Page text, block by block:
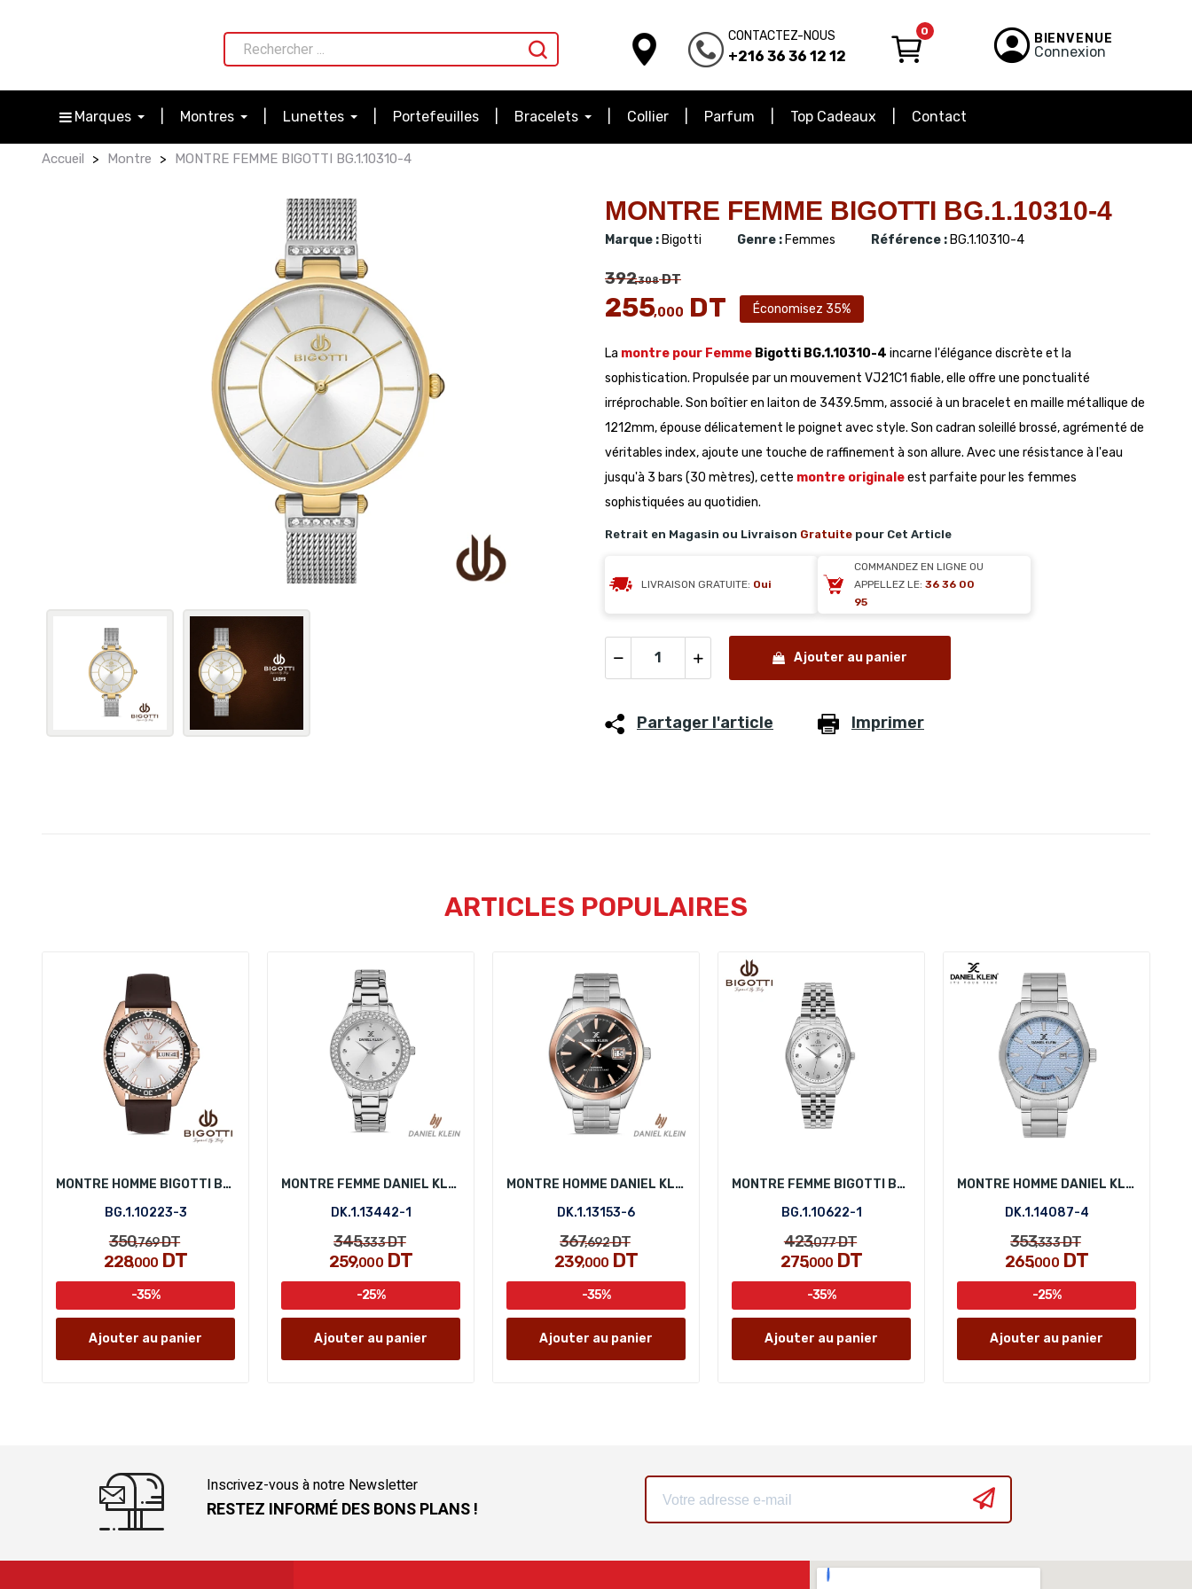
CONTACTEZ-NOUS
+216 36 36 12 12
0 BIENVENUE
Connexion
Marques Montres Lunettes Portefeuilles Bracelets Collier Parfum Top Cadeaux Contact
Accueil Montre MONTRE FEMME BIGOTTI BG.1.10310-4
MONTRE FEMME BIGOTTI BG.1.10310-4
Marque : Bigotti Genre : Femmes Référence : BG.1.10310-4
392,308DT
255,000 DT Économisez 35%
La montre pour Femme Bigotti BG.1.10310-4 incarne l'élégance discrète et la
sophistication. Propulsée par un mouvement VJ21C1 fiable, elle offre une ponctualité
irréprochable. Son boîtier en laiton de 3439.5mm, associé à un bracelet en maille métallique de
1212mm, épouse délicatement le poignet avec style. Son cadran soleillé brossé, agrémenté de
véritables index, ajoute une touche de raffinement à son allure. Avec une résistance à l'eau
jusqu'à 3 bars (30 mètres), cette montre originaleest parfaite pour les femmes
sophistiquées au quotidien.
Retrait en Magasin ou Livraison Gratuite pour Cet Article
LIVRAISON GRATUITE: Oui
COMMANDEZ EN LIGNE OU
APPELLEZ LE: 36 36 00
95
Ajouter au panier
Partager l'article Imprimer
ARTICLES POPULAIRES
MONTRE HOMME BIGOTTI BG.1.10223-3
BG.1.10223-3
350,769DT
228,000 DT
-35%
Ajouter au panier
MONTRE FEMME DANIEL KLEIN DK.1.13442-1
DK.1.13442-1
345,333DT
259,000DT
-25%
Ajouter au panier
MONTRE HOMME DANIEL KLEIN DK.1.13153-6
DK.1.13153-6
367,692DT
239,000 DT
-35%
Ajouter au panier
MONTRE FEMME BIGOTTI BG.1.10622-1
BG.1.10622-1
423,077DT
275,000 DT
-35%
Ajouter au panier
MONTRE HOMME DANIEL KLEIN DK.1.14087-4
DK.1.14087-4
353,333DT
265,000DT
-25%
Ajouter au panier
Inscrivez-vous à notre Newsletter
RESTEZ INFORMÉ DES BONS PLANS !